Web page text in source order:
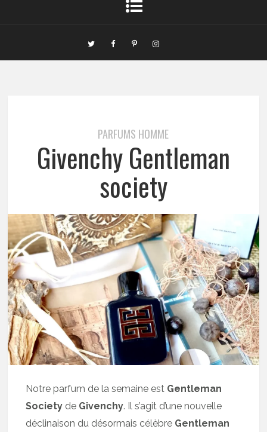
PARFUMS HOMME
Givenchy Gentleman
society
Notre parfum de la semaine est Gentleman
Society de Givenchy. Il s’agit d’une nouvelle
déclinaison du désormais célèbre Gentleman